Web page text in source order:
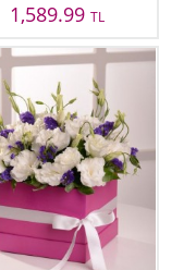
1,589.99 TL